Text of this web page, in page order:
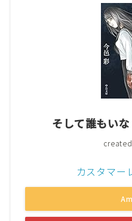
そして誰もい
カスタマー